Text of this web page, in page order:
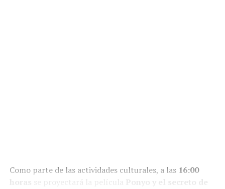
Como parte de las actividades culturales, a las 16:00
horas
se proyectará la película
Ponyo y el secreto de